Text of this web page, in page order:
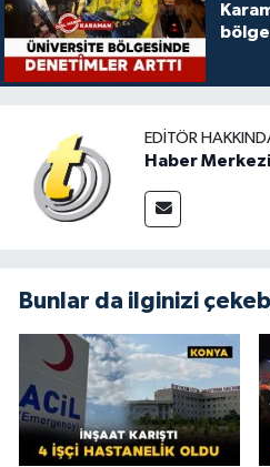
EDITÖR
Haber Merkezi
Bunlar da ilginizi